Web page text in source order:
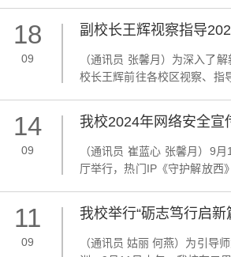
生与就业指导处副处长刘争
副校长王辉视察指导
（通讯员 张馨月）为深入了
校长王辉前往各校区视察、指
耐心询问新生们对军训的适
18
09
我校2024年网络安全宣
（通讯员 崔蓝心 张馨月）9
厅举行，热门IP《守护解放西
了犯罪分子是如何利用受害
14
09
我校举行“砺志笃行启
（通讯员 姑丽 何燕）为引导
11
09